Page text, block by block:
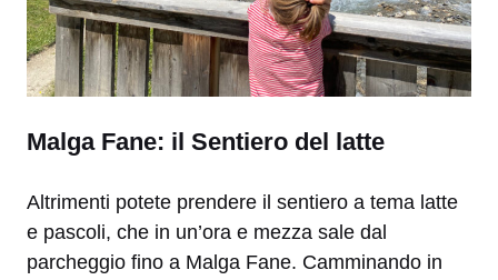
Malga Fane: il Sentiero del latte
Altrimenti potete prendere il sentiero a tema latte
e pascoli, che in un’ora e mezza sale dal
parcheggio fino a Malga Fane. Camminando in